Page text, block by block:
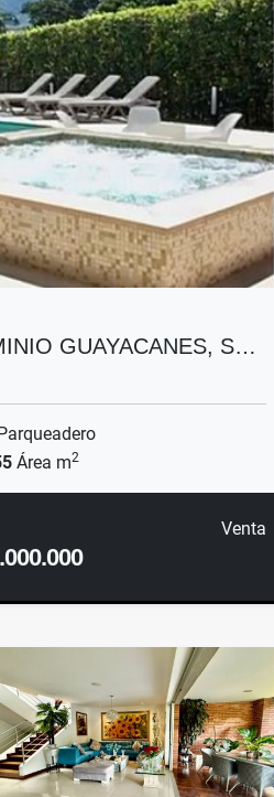
GUAYACANES, S…
Parqueadero
Área m2
Venta